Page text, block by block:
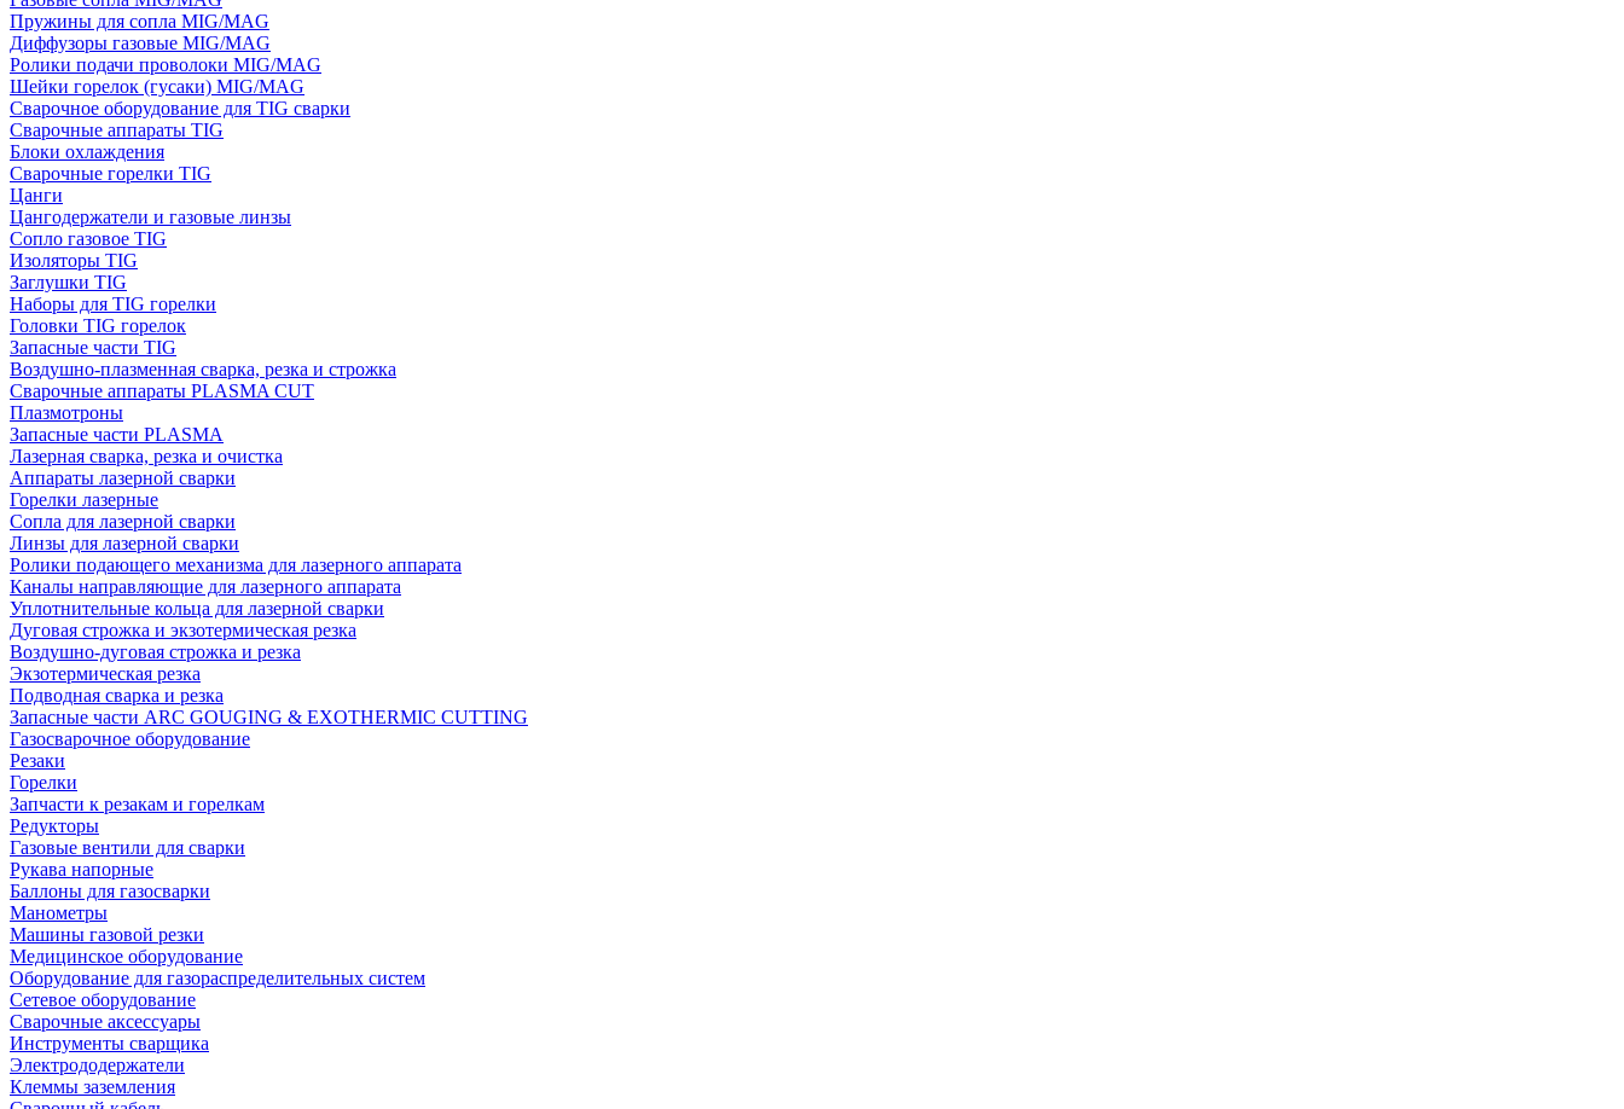
Пружины для сопла MIG/MAG
Диффузоры газовые MIG/MAG
Ролики подачи проволоки MIG/MAG
Шейки горелок (гусаки) MIG/MAG
Сварочное оборудование для TIG сварки
Сварочные аппараты TIG
Блоки охлаждения
Сварочные горелки TIG
Цанги
Цангодержатели и газовые линзы
Сопло газовое TIG
Изоляторы TIG
Заглушки TIG
Наборы для TIG горелки
Головки TIG горелок
Запасные части TIG
Воздушно-плазменная сварка, резка и строжка
Сварочные аппараты PLASMA CUT
Плазмотроны
Запасные части PLASMA
Лазерная сварка, резка и очистка
Аппараты лазерной сварки
Горелки лазерные
Сопла для лазерной сварки
Линзы для лазерной сварки
Ролики подающего механизма для лазерного аппарата
Каналы направляющие для лазерного аппарата
Уплотнительные кольца для лазерной сварки
Дуговая строжка и экзотермическая резка
Воздушно-дуговая строжка и резка
Экзотермическая резка
Подводная сварка и резка
Запасные части ARC GOUGING & EXOTHERMIC CUTTING
Газосварочное оборудование
Резаки
Горелки
Запчасти к резакам и горелкам
Редукторы
Газовые вентили для сварки
Рукава напорные
Баллоны для газосварки
Манометры
Машины газовой резки
Медицинское оборудование
Оборудование для газораспределительных систем
Сетевое оборудование
Сварочные аксессуары
Инструменты сварщика
Электрододержатели
Клеммы заземления